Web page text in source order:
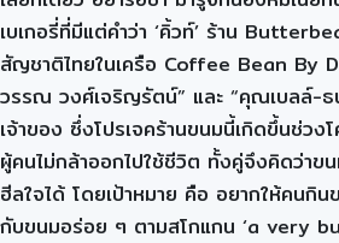
เบเกอรี่ที่มีแต่คำว่า ‘คิ้วท์’ ร้าน
สัญชาติไทยในเครือ Coffee Bean By
วรรณ วงศ์เจริญรัตน์” และ “คุณเบลล์-
เจ้าของ ซึ่งโปรเจคร้านขนมนี้เกิดขึ้นช่วง
ผู้คนไม่กล้าออกไปใช้ชีวิต ทั้งคู่จึงคิดว่าข
ฮีลใจได้ โดยเป้าหมาย คือ อยากให้คนกิ
กับขนมอร่อย ๆ ตามสโกแกน ‘a very